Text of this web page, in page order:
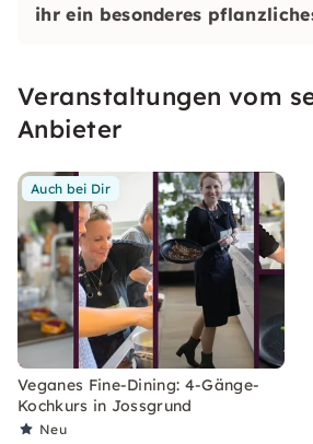
ihr ein besonderes
Genuss und Wohlbefinden
Veranstaltungen vom
Anbieter
Auch bei Dir
Veganes Fine-Dining: 4-Gänge-
Kochkurs in Jossgrund
Neu